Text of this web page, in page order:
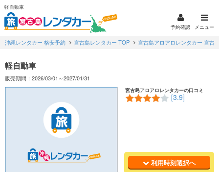
軽自動車
予約確認 メニュー
沖縄レンタカー 格安予約 宮古島レンタカー TOP 宮古島アロアロレンタカー 宮古
軽自動車
販売期間：2026/03/01～2027/01/31
宮古島アロアロレンタカーの口コミ
[3.9]
利用時刻選択へ